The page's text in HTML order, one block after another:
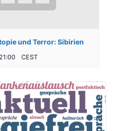
und Terror: Sibirien
21:00 CEST